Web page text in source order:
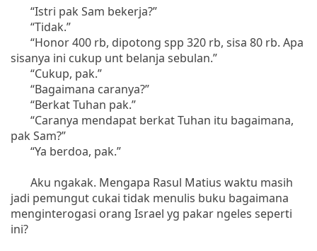
“Istri pak Sam bekerja?”
“Tidak.”
“Honor 400 rb, dipotong spp 320 rb, sisa 80 rb. Apa
sisanya ini cukup unt belanja sebulan.”
“Cukup, pak.”
“Bagaimana caranya?”
“Berkat Tuhan pak.”
“Caranya mendapat berkat Tuhan itu bagaimana,
pak Sam?”
“Ya berdoa, pak.”
Aku ngakak. Mengapa Rasul Matius waktu masih
jadi pemungut cukai tidak menulis buku bagaimana
menginterogasi orang Israel yg pakar ngeles seperti
ini?